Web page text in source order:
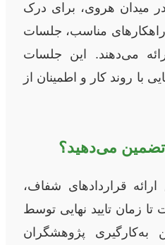
میدان هروی، برای درک
راهکارهای مناسب، جلسات
می‌دهند. این جلسات
با روند کار و اطمینان از
تضمین می‌دهید؟
قراردادهای شفاف،
تا زمان تایید نهایی توسط
به‌کارگیری پژوهشگران